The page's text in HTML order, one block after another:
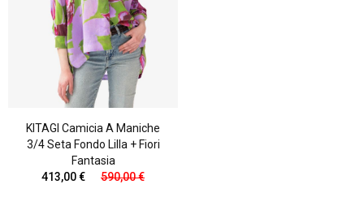
KITAGI Camicia A Maniche
3/4 Seta Fondo Lilla + Fiori
Fantasia
413,00 €
590,00 €